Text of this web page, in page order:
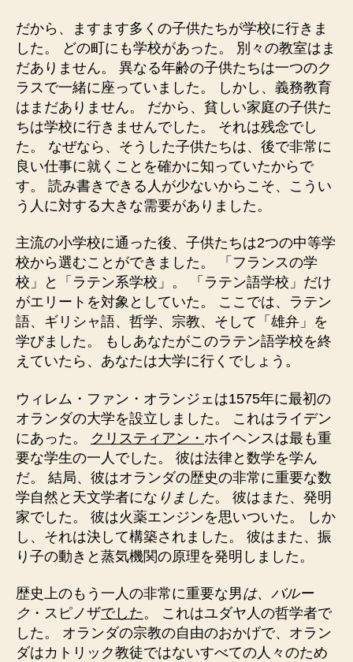
だから、ますます多くの子供たちが学校に行きま
した。 どの町にも学校があった。 別々の教室はま
だありません。 異なる年齢の子供たちは一つのク
ラスで一緒に座っていました。 しかし、義務教育
はまだありません。 だから、貧しい家庭の子供た
ちは学校に行きませんでした。 それは残念でし
た。 なぜなら、そうした子供たちは、後で非常に
良い仕事に就くことを確かに知っていたからで
す。 読み書きできる人が少ないからこそ、こうい
う人に対する大きな需要がありました。
主流の小学校に通った後、子供たちは2つの中等学
校から選むことができました。 「フランスの学
校」と「ラテン系学校」。 「ラテン語学校」だけ
がエリートを対象としていた。 ここでは、ラテン
語、ギリシャ語、哲学、宗教、そして「雄弁」を
学びました。 もしあなたがこのラテン語学校を終
えていたら、あなたは大学に行くでしょう。
ウィレム・ファン・オランジェは1575年に最初の
オランダの大学を設立しました。 これはライデン
にあった。 クリスティアン・ ホイヘンスは最も重
要な学生の一人でした。 彼は法律と数学を学ん
だ。 結局、彼はオランダの歴史の非常に重要な数
学自然と天文学者にな りました。 彼はまた、発明
家でした。 彼は火薬エンジンを思いついた。 しか
し、それは決して構築されました。 彼はまた、振
り子の動きと蒸気機関の原理を発明しました。
歴史上のもう一人の非常に重要な男は、バルー
ク ・スピノザでした。 これはユダヤ人の哲学者で
した。 オランダの宗教の自由のおかげで、オラン
ダはカトリック教徒ではないすべての人々のため